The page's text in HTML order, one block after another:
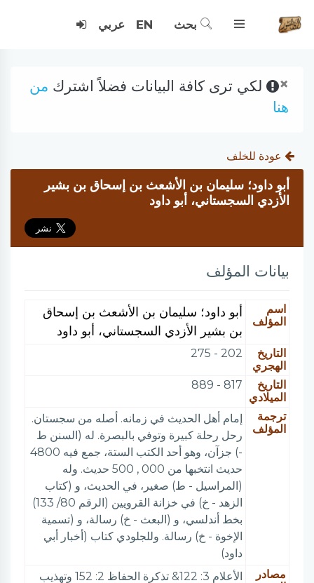
بحث EN عربي
× لكي ترى كافة البيانات فضلاً اشترك من
هنا
عودة للخلف
أبو داود؛ سليمان بن الأشعث بن إسحاق بن بشير
الأزدي السجستاني، أبو داود
بيانات المؤلف
اسم
المؤلف
أبو داود؛ سليمان بن الأشعث بن إسحاق
بن بشير الأزدي السجستاني، أبو داود
التاريخ
الهجري
202 - 275
التاريخ
الميلادي
817 - 889
ترجمة
المؤلف
إمام أهل الحديث في زمانه. أصله من سجستان.
رحل رحلة كبيرة وتوفي بالبصرة. له (السنن ط
-) جزآن، وهو أحد الكتب الستة، جمع فيه 4800
حديث انتخبها من 000 , 500 حديث. وله
(المراسيل - ط) صغير، في الحديث، و (كتاب
الزهد - خ) في خزانة القرويين (الرقم 80/ 133)
بخط أندلسي، و (البعث - خ) رسالة، و (تسمية
الإخوة - خ) رسالة. وللجلودي كتاب (أخبار أبي
داود)
مصادر
الأعلام 3: 122& تذكرة الحفاظ 2: 152 وتهذيب